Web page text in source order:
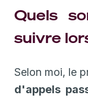
Quels
suivre
Selon moi, le
d'appels